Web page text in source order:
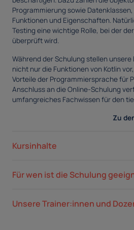
Programmierung sowie
Funktionen und Eigenschaften.
Testing eine wichtige Rolle, bei der
überprüft wird.
Während der Schulung stellen
nicht nur die Funktionen von Kotlin
Vorteile der Programmiersprache für
Anschluss an die Online-Schulung
umfangreiches Fachwissen für den
Zu
Kursinhalte
Für wen ist die Schulung
Unsere Trainer:innen und